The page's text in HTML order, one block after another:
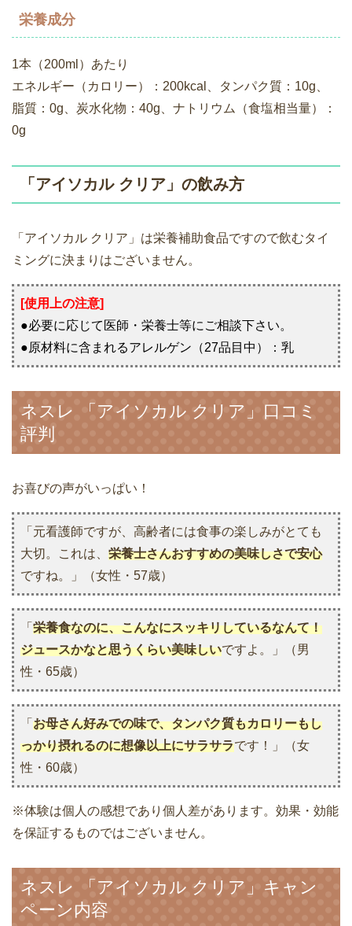
栄養成分
1本（200ml）あたり
エネルギー（カロリー）：200kcal、タンパク質：10g、
脂質：0g、炭水化物：40g、ナトリウム（食塩相当量）：
0g
「アイソカル クリア」の飲み方
「アイソカル クリア」は栄養補助食品ですので飲むタイ
ミングに決まりはございません。
[使用上の注意]
●必要に応じて医師・栄養士等にご相談下さい。
●原材料に含まれるアレルゲン（27品目中）：乳
ネスレ 「アイソカル クリア」口コミ
評判
お喜びの声がいっぱい！
「元看護師ですが、高齢者には食事の楽しみがとても
大切。これは、 栄養士さんおすすめの美味しさで安心
ですね。」（女性・57歳）
「 栄養食なのに、こんなにスッキリしているなんて！
ジュースかなと思うくらい美味しいですよ。」（男
性・65歳）
「 お母さん好みでの味で、タンパク質もカロリーもし
っかり摂れるのに想像以上にサラサラです！」（女
性・60歳）
※体験は個人の感想であり個人差があります。効果・効能
を保証するものではございません。
ネスレ 「アイソカル クリア」キャン
ペーン内容